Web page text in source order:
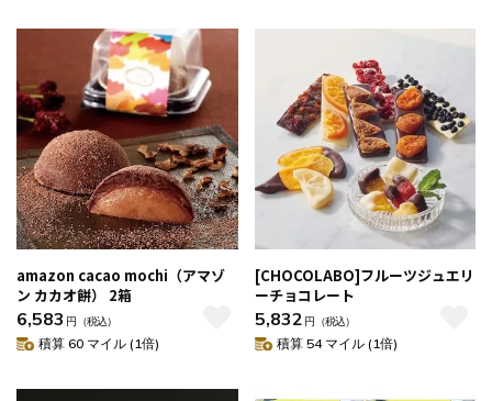
amazon cacao mochi（アマゾ
ン カカオ餅） 2箱
6,583 円 （税込）
積算 60 マイル (1倍)
[CHOCOLABO]フルーツジュエリ
ーチョコレート
5,832 円 （税込）
積算 54 マイル (1倍)